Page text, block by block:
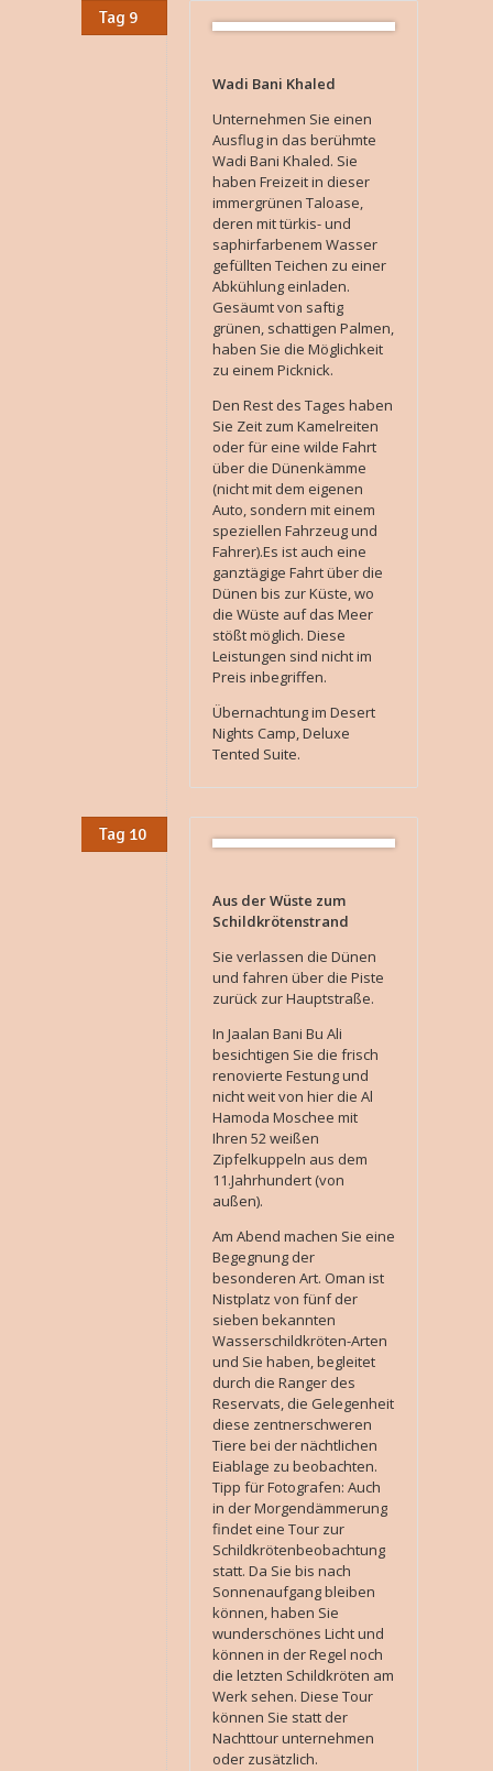
Tag 9
Wadi Bani Khaled
Unternehmen Sie einen
Ausflug in das berühmte
Wadi Bani Khaled. Sie
haben Freizeit in dieser
immergrünen Taloase,
deren mit türkis- und
saphirfarbenem Wasser
gefüllten Teichen zu einer
Abkühlung einladen.
Gesäumt von saftig
grünen, schattigen Palmen,
haben Sie die Möglichkeit
zu einem Picknick.
Den Rest des Tages haben
Sie Zeit zum Kamelreiten
oder für eine wilde Fahrt
über die Dünenkämme
(nicht mit dem eigenen
Auto, sondern mit einem
speziellen Fahrzeug und
Fahrer).Es ist auch eine
ganztägige Fahrt über die
Dünen bis zur Küste, wo
die Wüste auf das Meer
stößt möglich. Diese
Leistungen sind nicht im
Preis inbegriffen.
Übernachtung im Desert
Nights Camp, Deluxe
Tented Suite.
Tag 10
Aus der Wüste zum
Schildkrötenstrand
Sie verlassen die Dünen
und fahren über die Piste
zurück zur Hauptstraße.
In Jaalan Bani Bu Ali
besichtigen Sie die frisch
renovierte Festung und
nicht weit von hier die Al
Hamoda Moschee mit
Ihren 52 weißen
Zipfelkuppeln aus dem
11.Jahrhundert (von
außen).
Am Abend machen Sie eine
Begegnung der
besonderen Art. Oman ist
Nistplatz von fünf der
sieben bekannten
Wasserschildkröten-Arten
und Sie haben, begleitet
durch die Ranger des
Reservats, die Gelegenheit
diese zentnerschweren
Tiere bei der nächtlichen
Eiablage zu beobachten.
Tipp für Fotografen: Auch
in der Morgendämmerung
findet eine Tour zur
Schildkrötenbeobachtung
statt. Da Sie bis nach
Sonnenaufgang bleiben
können, haben Sie
wunderschönes Licht und
können in der Regel noch
die letzten Schildkröten am
Werk sehen. Diese Tour
können Sie statt der
Nachttour unternehmen
oder zusätzlich.